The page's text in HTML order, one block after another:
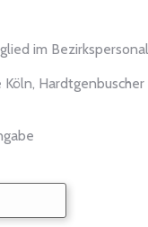
im
Hardtgenbuscher